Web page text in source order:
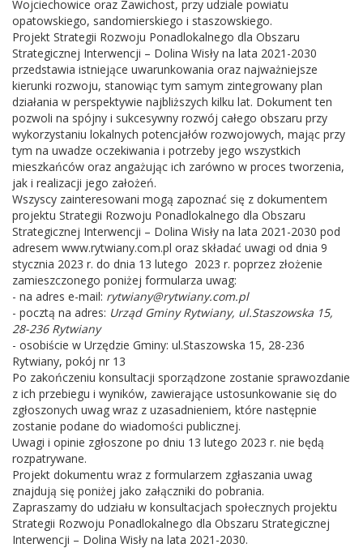
Wojciechowice oraz Zawichost, przy udziale powiatu
opatowskiego, sandomierskiego i staszowskiego.
Projekt Strategii Rozwoju Ponadlokalnego dla Obszaru
Strategicznej Interwencji – Dolina Wisły na lata 2021-2030
przedstawia istniejące uwarunkowania oraz najważniejsze
kierunki rozwoju, stanowiąc tym samym zintegrowany plan
działania w perspektywie najbliższych kilku lat. Dokument ten
pozwoli na spójny i sukcesywny rozwój całego obszaru przy
wykorzystaniu lokalnych potencjałów rozwojowych, mając przy
tym na uwadze oczekiwania i potrzeby jego wszystkich
mieszkańców oraz angażując ich zarówno w proces tworzenia,
jak i realizacji jego założeń.
Wszyscy zainteresowani mogą zapoznać się z dokumentem
projektu Strategii Rozwoju Ponadlokalnego dla Obszaru
Strategicznej Interwencji – Dolina Wisły na lata 2021-2030 pod
adresem www.rytwiany.com.pl oraz składać uwagi od dnia 9
stycznia 2023 r. do dnia 13 lutego 2023 r. poprzez złożenie
zamieszczonego poniżej formularza uwag:
- na adres e-mail: rytwiany@rytwiany.com.pl
- pocztą na adres: Urząd Gminy Rytwiany, ul.Staszowska 15,
28-236 Rytwiany
- osobiście w Urzędzie Gminy: ul.Staszowska 15, 28-236
Rytwiany, pokój nr 13
Po zakończeniu konsultacji sporządzone zostanie sprawozdanie
z ich przebiegu i wyników, zawierające ustosunkowanie się do
zgłoszonych uwag wraz z uzasadnieniem, które następnie
zostanie podane do wiadomości publicznej.
Uwagi i opinie zgłoszone po dniu 13 lutego 2023 r. nie będą
rozpatrywane.
Projekt dokumentu wraz z formularzem zgłaszania uwag
znajdują się poniżej jako załączniki do pobrania.
Zapraszamy do udziału w konsultacjach społecznych projektu
Strategii Rozwoju Ponadlokalnego dla Obszaru Strategicznej
Interwencji – Dolina Wisły na lata 2021-2030.